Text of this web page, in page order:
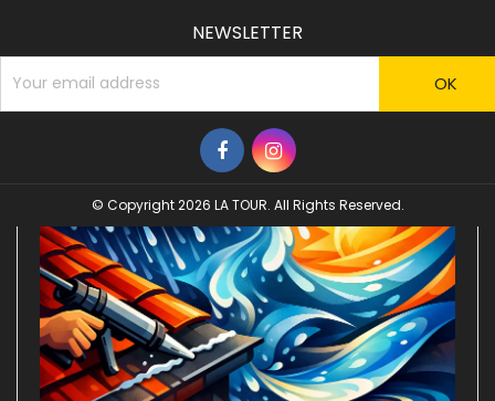
NEWSLETTER
© Copyright 2026 LA TOUR. All Rights Reserved.